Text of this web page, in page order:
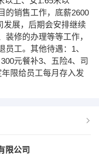
的销售工作，底薪2600
发展，后期会安排继续
修的办理等等工作，
工。其他待遇：1、
元餐补3、五险4、司
限给员工每月存入发
限公司